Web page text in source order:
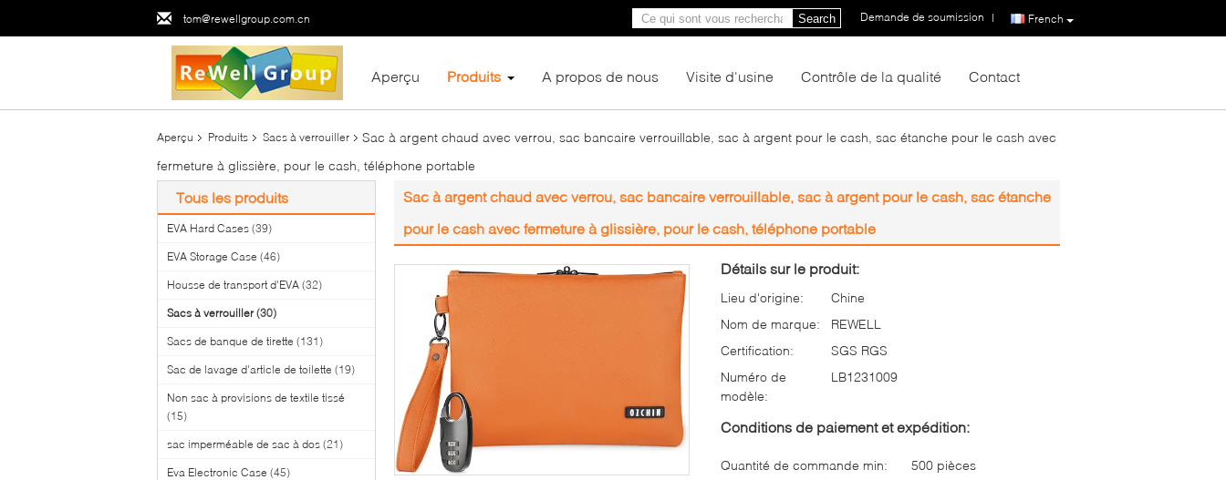
tom@rewellgroup.com.cn French
Demande de soumission |
Search
Aperçu Produits A propos de nous Visite d'usine Contrôle de la qualité Contact
Aperçu Produits Sacs à verrouiller
Sac à argent chaud avec verrou, sac bancaire verrouillable, sac à argent pour le cash, sac étanche pour le cash avec
fermeture à glissière, pour le cash, téléphone portable
Tous les produits
EVA Hard Cases (39)
EVA Storage Case (46)
Housse de transport d'EVA (32)
Sacs à verrouiller (30)
Sacs de banque de tirette (131)
Sac de lavage d'article de toilette (19)
Non sac à provisions de textile tissé
(15)
sac imperméable de sac à dos (21)
Eva Electronic Case (45)
Sac à argent chaud avec verrou, sac bancaire verrouillable, sac à argent pour le cash, sac étanche
pour le cash avec fermeture à glissière, pour le cash, téléphone portable
Détails sur le produit:
Lieu d'origine:
Chine
Nom de marque:
REWELL
Certification:
SGS RGS
Numéro de
modèle:
LB1231009
Conditions de paiement et expédition:
Quantité de commande min:
500 pièces